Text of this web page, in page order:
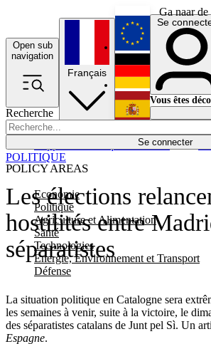
Ga naar
Open sub
navigation
Recherche
Se connecter
POLICY AREAS
Economie
Politique
Agriculture et Alimentation
Santé
Technologies
Energie, Environnement et Transport
Défense
Économie
Français
English
Deutsch
Español
Se
Vous êtes
Les élections
hostilités entre
séparatistes
La situation politique en Catalogne sera
les semaines à venir, suite à la victoire, le
des séparatistes catalans de Junt pel Sì. Un
Espagne.
POLITIQUE